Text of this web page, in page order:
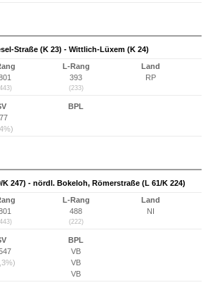
Straße (K 23) - Wittlich-Lüxem (K 24)
L-Rang
393
(233)
Land
RP
BPL
247) - nördl. Bokeloh, Römerstraße (L 61/K 224)
L-Rang
488
(222)
Land
NI
BPL
VB
VB
VB